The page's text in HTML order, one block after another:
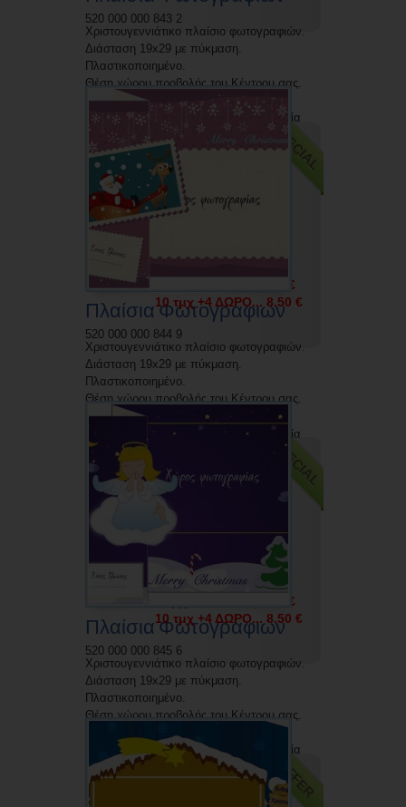
Χριστουγεννιάτικο πλαίσιο φωτογραφιών.
Διάσταση 19x29 με πύκμαση.
Πλαστικοποιημένο.
Θέση χώρου προβολής του Κέντρου σας.
Δυνατότητα εκτύπωσης με την επωνυμία
σας.
520 000 000 843 2
Πλαίσια Φωτογραφιών
Χριστουγεννιάτικο πλαίσιο φωτογραφιών.
Διάσταση 19x29 με πύκμαση.
Πλαστικοποιημένο.
Θέση χώρου προβολής του Κέντρου σας.
Δυνατότητα εκτύπωσης με την επωνυμία
5 τμχ +2 ΔΩΡΟ... 4.50 €
10 τμχ +4 ΔΩΡΟ... 8.50 €
520 000 000 844 9
SPECIAL
Πλαίσια Φωτογραφιών
Χριστουγεννιάτικο πλαίσιο φωτογραφιών.
Διάσταση 19x29 με πύκμαση.
Πλαστικοποιημένο.
Θέση χώρου προβολής του Κέντρου σας.
Δυνατότητα εκτύπωσης με την επωνυμία
σας.
5 τμχ +2 ΔΩΡΟ... 4.50 €
10 τμχ +4 ΔΩΡΟ... 8.50 €
520 000 000 845 6
SPECIAL
OFFER